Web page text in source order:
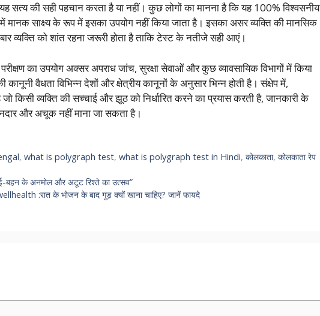
सत्य की सही पहचान करता है या नहीं। कुछ लोगों का मानना है कि यह 100% विश्वसनीय
मानक साक्ष्य के रूप में इसका उपयोग नहीं किया जाता है। इसका असर व्यक्ति की मानसिक
व्यक्ति को शांत रहना जरूरी होता है ताकि टेस्ट के नतीजे सही आएं।
का उपयोग अक्सर अपराध जांच, सुरक्षा सेवाओं और कुछ व्यावसायिक विभागों में किया
कानूनी वैधता विभिन्न देशों और क्षेत्रीय कानूनों के अनुसार भिन्न होती है। संक्षेप में,
जो किसी व्यक्ति की सच्चाई और झूठ को निर्धारित करने का प्रयास करती है, जानकारी के
और अचूक नहीं माना जा सकता है।
,what is polygraph test,what is polygraph test in Hindi,कोलकाता,कोलकाता रेप
के अनमोल और अटूट रिश्ते का उत्सव”
:रात के भोजन के बाद गुड़ क्यों खाना चाहिए? जानें फायदे